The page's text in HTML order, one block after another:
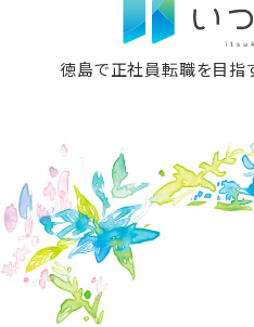
徳島で正社員転職を目指